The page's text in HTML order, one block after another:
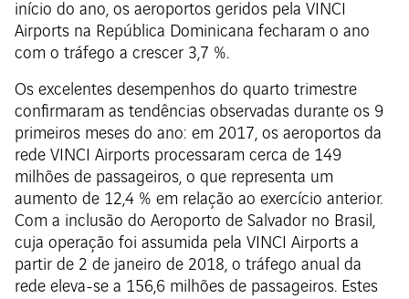
início do ano, os aeroportos geridos pela VINCI
Airports na República Dominicana fecharam o ano
com o tráfego a crescer 3,7 %.
Os excelentes desempenhos do quarto trimestre
confirmaram as tendências observadas durante os 9
primeiros meses do ano: em 2017, os aeroportos da
rede VINCI Airports processaram cerca de 149
milhões de passageiros, o que representa um
aumento de 12,4 % em relação ao exercício anterior.
Com a inclusão do Aeroporto de Salvador no Brasil,
cuja operação foi assumida pela VINCI Airports a
partir de 2 de janeiro de 2018, o tráfego anual da
rede eleva-se a 156,6 milhões de passageiros. Estes